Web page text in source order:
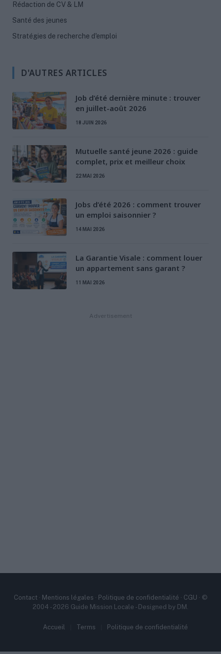
Rédaction de CV & LM
Santé des jeunes
Stratégies de recherche d'emploi
D'AUTRES ARTICLES
Job d’été dernière minute : trouver
en juillet-août 2026
18 JUIN 2026
Mutuelle santé jeune 2026 : guide
complet, prix et meilleur choix
22 MAI 2026
Jobs d’été 2026 : comment trouver
un emploi saisonnier ?
14 MAI 2026
La Garantie Visale : comment louer
un appartement sans garant ?
11 MAI 2026
Advertisement
Contact· Mentions légales · Politique de confidentialité · CGU · ©
2004 - 2026 Guide Mission Locale - Designed by DM.
Accueil Terms Politique de confidentialité